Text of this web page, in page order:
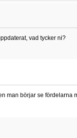
vad tycker ni?
man börjar se fördelarna